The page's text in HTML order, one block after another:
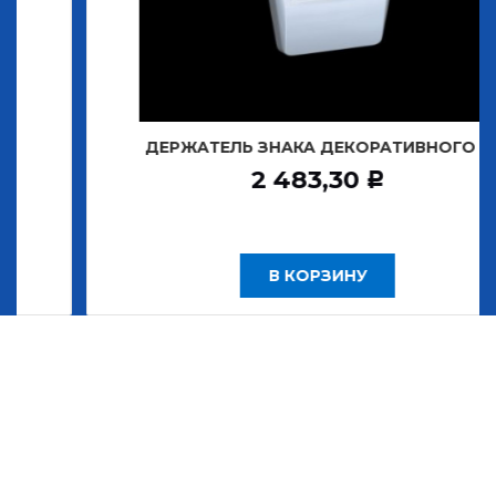
ДЕРЖАТЕЛЬ ЗНАКА ДЕКОРАТИВНОГО Т
2 483,30 Р
В КОРЗИНУ